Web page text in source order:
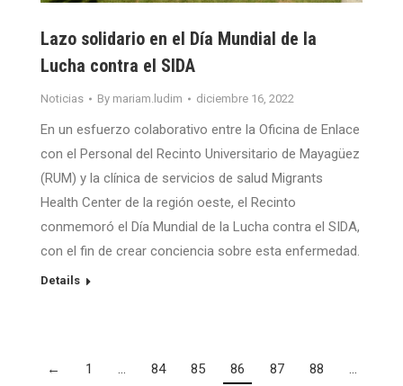
Lazo solidario en el Día Mundial de la
Lucha contra el SIDA
Noticias By mariam.ludim diciembre 16, 2022
En un esfuerzo colaborativo entre la Oficina de Enlace
con el Personal del Recinto Universitario de Mayagüez
(RUM) y la clínica de servicios de salud Migrants
Health Center de la región oeste, el Recinto
conmemoró el Día Mundial de la Lucha contra el SIDA,
con el fin de crear conciencia sobre esta enfermedad.
Details
← 1 … 84 85 86 87 88
…